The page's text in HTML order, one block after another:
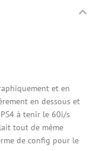
et en
en dessous et
à tenir le 60i/s
tout de même
de config pour le